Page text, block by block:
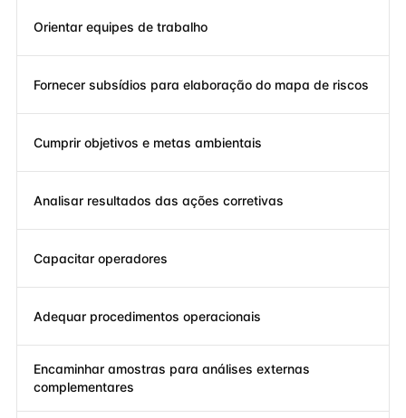
Orientar equipes de trabalho
Fornecer subsídios para elaboração do mapa de riscos
Cumprir objetivos e metas ambientais
Analisar resultados das ações corretivas
Capacitar operadores
Adequar procedimentos operacionais
Encaminhar amostras para análises externas
complementares